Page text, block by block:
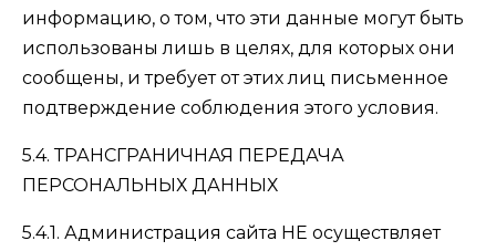
информацию, о том, что эти данные могут быть
использованы лишь в целях, для которых они
сообщены, и требует от этих лиц письменное
подтверждение соблюдения этого условия.
5.4. ТРАНСГРАНИЧНАЯ ПЕРЕДАЧА
ПЕРСОНАЛЬНЫХ ДАННЫХ
5.4.1. Администрация сайта НЕ осуществляет